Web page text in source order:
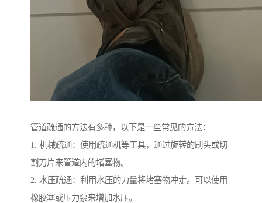
管道疏通的方法有多种，以下是一些常见的方法：
1. 机械疏通：使用疏通机等工具，通过旋转的刷头或切
割刀片来管道内的堵塞物。
2. 水压疏通：利用水压的力量将堵塞物冲走。可以使用
橡胶塞或压力泵来增加水压。